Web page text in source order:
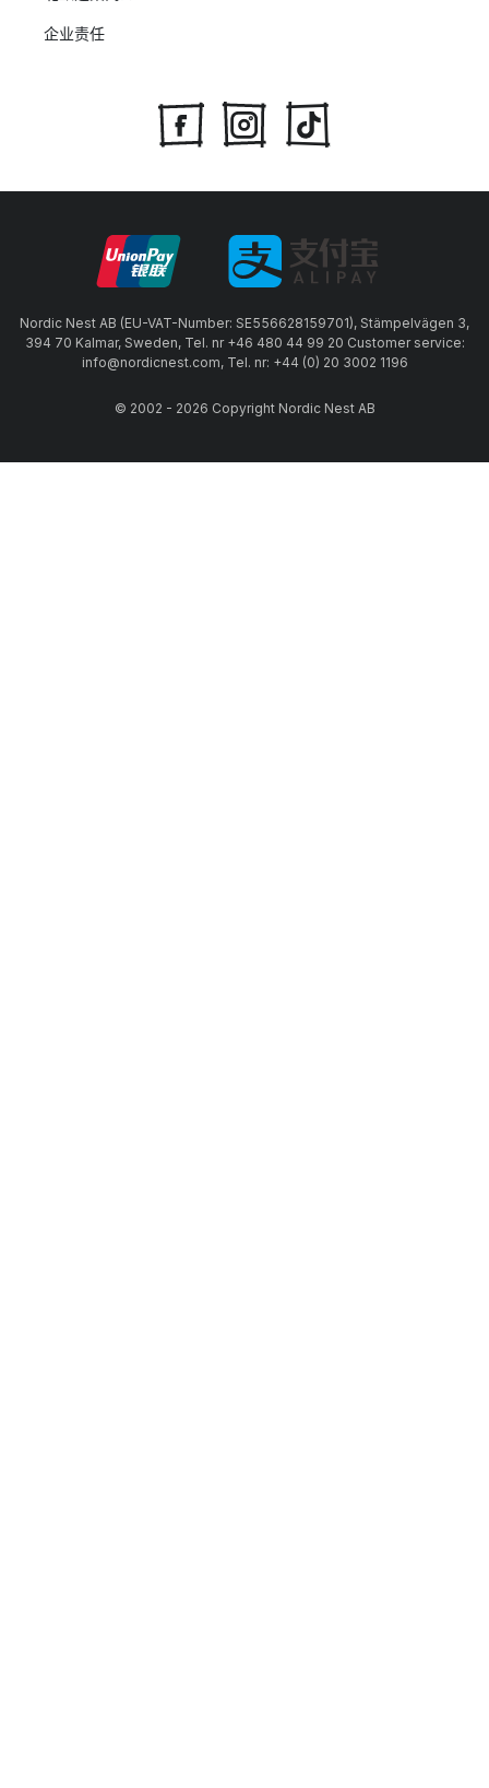
企业责任
Nordic Nest AB (EU-VAT-Number: SE556628159701), Stämpelvägen 3,
394 70 Kalmar, Sweden, Tel. nr +46 480 44 99 20 Customer service:
info@nordicnest.com, Tel. nr: +44 (0) 20 3002 1196
© 2002 - 2026 Copyright Nordic Nest AB